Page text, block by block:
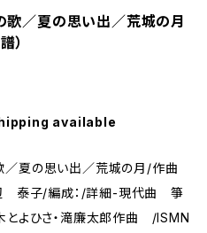
／夏の思い出／荒城の月
）
available
夏の思い出／荒城の月/作曲
辺 泰子/編成：/詳細-現代曲 箏
とよひさ・滝廉太郎作曲 /ISMN